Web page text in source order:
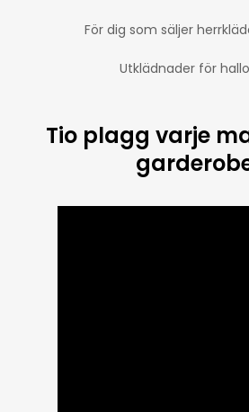
För dig som säljer
Utklädnader för
Tio plagg varje